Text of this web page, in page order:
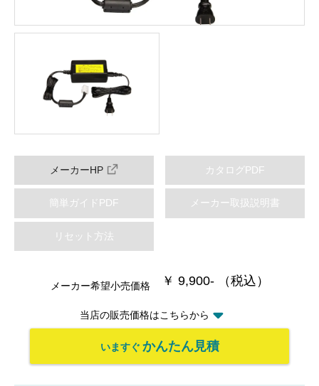
メーカーHP カタログPDF
簡単ガイドPDF メーカー取扱説明書
リセット方法
メーカー希望小売価格 ￥ 9,900- （税込）
当店の販売価格はこちらから
いますぐ かんたん見積